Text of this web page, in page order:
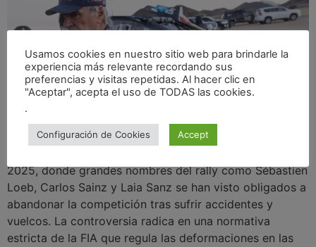
2025, donde grandes nombres del rally como Sébastien
Loeb, Carlos Sainz y Laia Sanz se han visto obligados a
abandonar la competición tras sufrir accidentes y
vuelcos. La controversia radica en una normativa
estricta de la FIA que regula las deformaciones en las
Usamos cookies en nuestro sitio web para brindarle la
experiencia más relevante recordando sus
preferencias y visitas repetidas. Al hacer clic en
"Aceptar", acepta el uso de TODAS las cookies.
.
Configuración de Cookies Accept